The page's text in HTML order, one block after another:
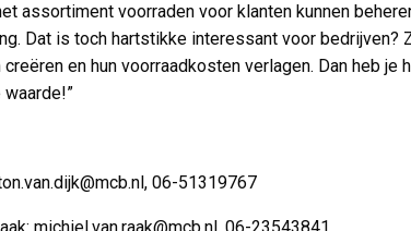
assortiment voorraden voor klanten kunnen
Dat is toch hartstikke interessant voor bedrijven?
en hun voorraadkosten verlagen. Dan heb je
06-51319767